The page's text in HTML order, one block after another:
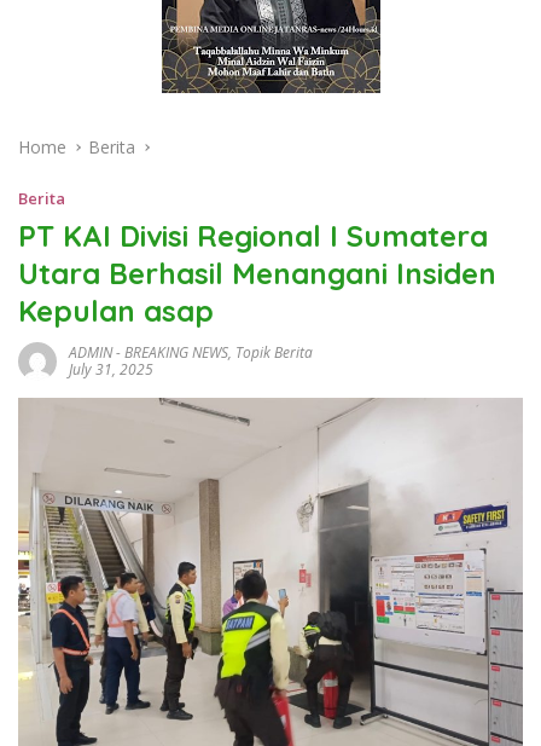
Home Berita
Berita
PT KAI Divisi Regional I Sumatera
Utara Berhasil Menangani Insiden
Kepulan asap
ADMIN-BREAKING NEWS, Topik Berita
July 31, 2025